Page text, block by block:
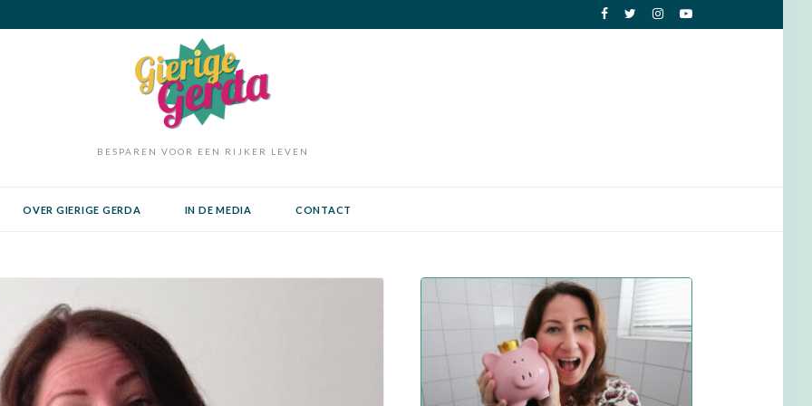
BESPAREN VOOR EEN RIJKER LEVEN
OVER GIERIGE GERDA IN DE MEDIA CONTACT